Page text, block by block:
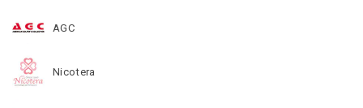
AGC
Nicotera